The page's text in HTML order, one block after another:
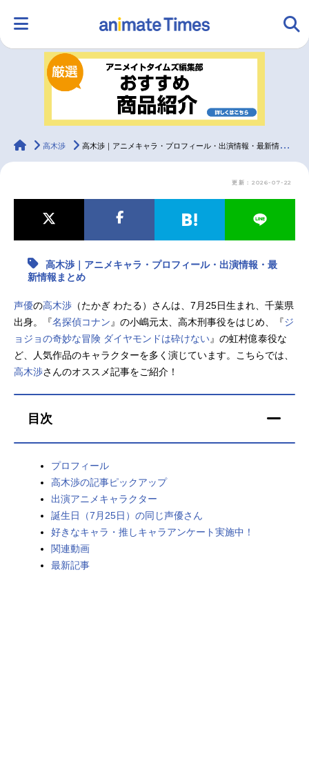
ランキング アニメ
ラジオ
最新記事一覧
アニメ記事一覧 声優記事一覧
アニメ映画一覧 実写化映画一覧
今期アニメ曜日別一覧
春アニメ 夏アニメ
秋アニメ
FOLLOW US
animateTimes
高木渉 高木渉｜アニメキャラ・プロフィール・出演情報・最新情報まとめ
更新：2026-07-22
高木渉｜アニメキャラ・プロフィール・出演情報・最
新情報まとめ
声優の高木渉 （たかぎ わたる）さんは、7月25日生まれ、千葉県
出身。『名探偵コナン 』の小嶋元太、高木刑事役をはじめ、『ジ
ョジョの奇妙な冒険 ダイヤモンドは砕けない』の虹村億泰役な
ど、人気作品のキャラクターを多く演じています。こちらでは、
高木渉さんのオススメ記事をご紹介！
目次
プロフィール
高木渉の記事ピックアップ
出演アニメキャラクター
誕生日（7月25日）の同じ声優さん
好きなキャラ・推しキャラアンケート実施中！
関連動画
最新記事